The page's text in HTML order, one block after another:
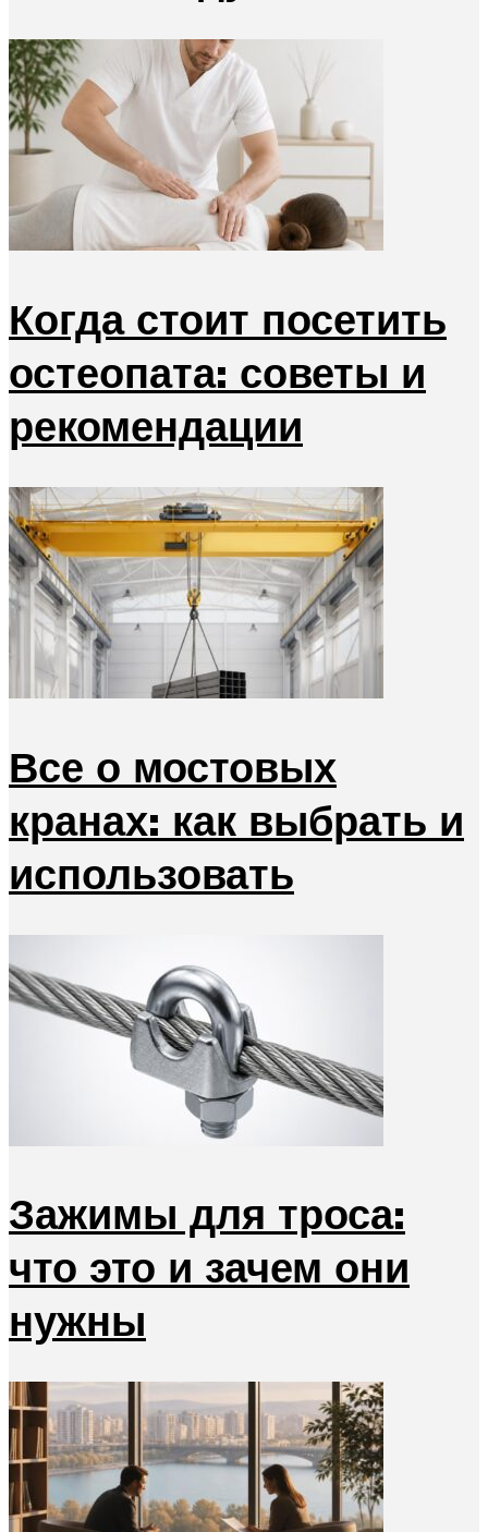
Когда стоит посетить
остеопата: советы и
рекомендации
Все о мостовых
кранах: как выбрать и
использовать
Зажимы для троса:
что это и зачем они
нужны